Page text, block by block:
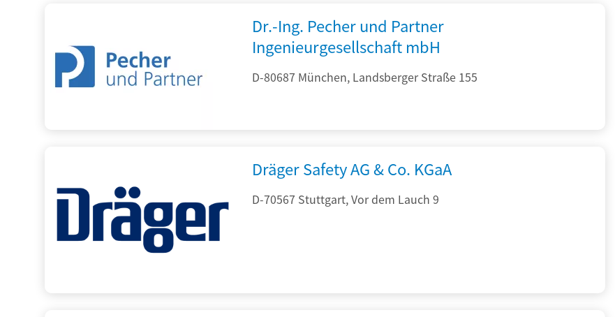
Dr.-Ing. Pecher und Partner
Ingenieurgesellschaft mbH
D-80687 München, Landsberger Straße 155
Dräger Safety AG & Co. KGaA
D-70567 Stuttgart, Vor dem Lauch 9